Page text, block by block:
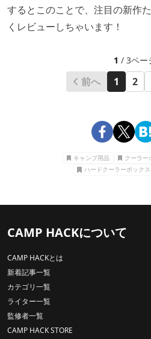
するとこのことで、注目の新作
くレビューしちゃいます！
1 / 3ペー
前へ 1 2
キャンプ用品
クーラー
ハードクーラーボック
CAMP HACKについて
CAMP HACKとは
新着記事一覧
カテゴリ一覧
ライター一覧
監修者一覧
CAMP HACK STORE